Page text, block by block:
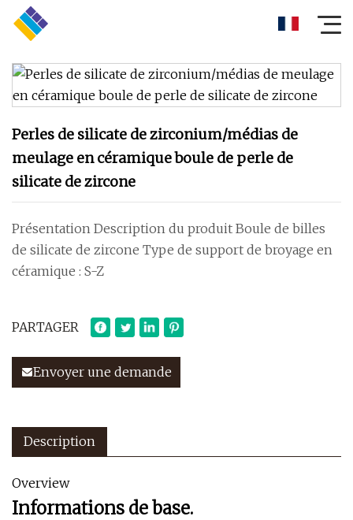
Perles de silicate de zirconium/médias de
meulage en céramique boule de perle de
silicate de zircone
Présentation Description du produit Boule de billes
de silicate de zircone Type de support de broyage en
céramique : S-Z
PARTAGER
Envoyer une demande
Description
Overview
Informations de base.